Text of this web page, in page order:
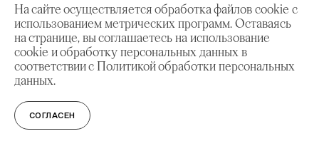
На сайте осуществляется обработка файлов cookie с
использованием метрических программ. Оставаясь
на странице, вы соглашаетесь на использование
cookie и обработку персональных данных в
соответствии с Политикой обработки персональных
данных.
СОГЛАСЕН